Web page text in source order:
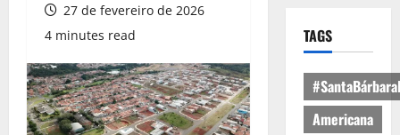
27 de fevereiro de 2026
4 minutes read
TAGS
Americana